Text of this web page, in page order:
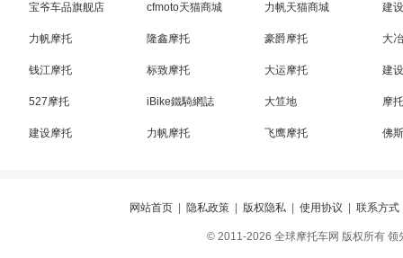
宝爷车品旗舰店 cfmoto天猫商城 力帆天猫商城 建
力帆摩托 隆鑫摩托 豪爵摩托 大
钱江摩托 标致摩托 大运摩托 建
527摩托 iBike鐵騎網誌 大笪地 摩
建设摩托 力帆摩托 飞鹰摩托 佛
网站首页 隐私政策 版权隐私 使用协议 联系方式
© 2011-2026 全球摩托车网 版权所有